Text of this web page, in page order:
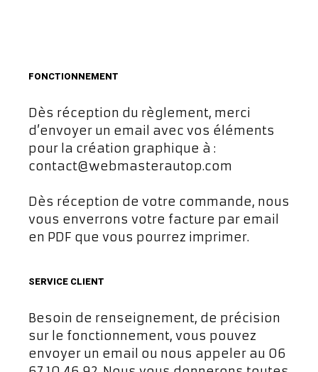
FONCTIONNEMENT
Dès réception du règlement, merci
d’envoyer un email avec vos éléments
pour la création graphique à :
contact@webmasterautop.com
Dès réception de votre commande, nous
vous enverrons votre facture par email
en PDF que vous pourrez imprimer.
SERVICE CLIENT
Besoin de renseignement, de précision
sur le fonctionnement, vous pouvez
envoyer un email ou nous appeler au 06